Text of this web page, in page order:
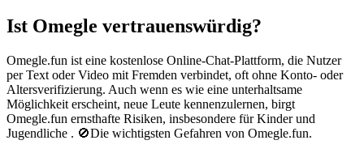
Ist Omegle vertrauenswürdig?
Omegle.fun ist eine kostenlose Online-Chat-Plattform, die Nutzer
per Text oder Video mit Fremden verbindet, oft ohne Konto- oder
Altersverifizierung. Auch wenn es wie eine unterhaltsame
Möglichkeit erscheint, neue Leute kennenzulernen, birgt
Omegle.fun ernsthafte Risiken, insbesondere für Kinder und
Jugendliche . 🚫Die wichtigsten Gefahren von Omegle.fun.